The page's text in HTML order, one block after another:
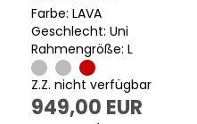
Farbe: LAVA
Geschlecht: Uni
Rahmengröße: L
Z.Z. nicht verfügbar
949,00 EUR